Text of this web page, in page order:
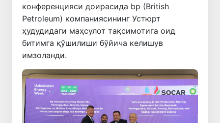
конференцияси доирасида bp (British
Petroleum) компаниясининг Устюрт
ҳудудидаги маҳсулот тақсимотига оид
битимга қўшилиши бўйича келишув
имзоланди.